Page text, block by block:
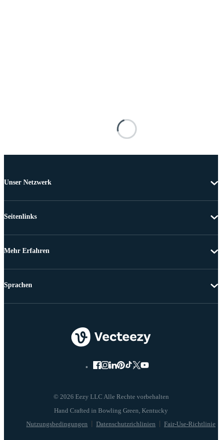
Unser Netzwerk
Seitenlinks
Mehr Erfahren
© 2026 Eezy LLC Alle Rechte vorbehalten
Nutzungsbedingungen Datenschutzrichlinien Fair-Use-Richtlinie
Sprachen